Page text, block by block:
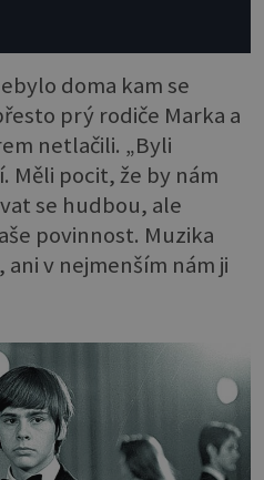
doma kam se
prý rodiče Marka a
netlačili. „Byli
Měli pocit, že by nám
se hudbou, ale
povinnost. Muzika
ani v nejmenším nám ji